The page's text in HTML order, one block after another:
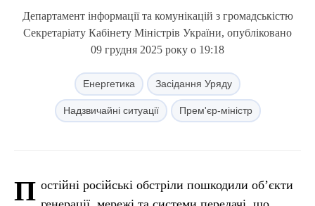
Департамент інформації та комунікацій з громадськістю
Секретаріату Кабінету Міністрів України, опубліковано
09 грудня 2025 року о 19:18
Енергетика Засідання Уряду
Надзвичайні ситуації Прем'єр-міністр
П остійні російські обстріли пошкодили об’єкти